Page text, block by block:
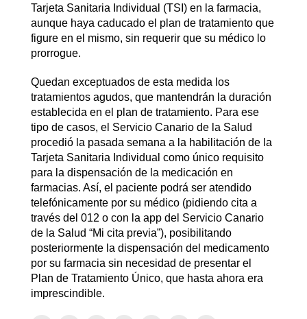
Tarjeta Sanitaria Individual (TSI) en la farmacia,
aunque haya caducado el plan de tratamiento que
figure en el mismo, sin requerir que su médico lo
prorrogue.
Quedan exceptuados de esta medida los
tratamientos agudos, que mantendrán la duración
establecida en el plan de tratamiento. Para ese
tipo de casos, el Servicio Canario de la Salud
procedió la pasada semana a la habilitación de la
Tarjeta Sanitaria Individual como único requisito
para la dispensación de la medicación en
farmacias. Así, el paciente podrá ser atendido
telefónicamente por su médico (pidiendo cita a
través del 012 o con la app del Servicio Canario
de la Salud “Mi cita previa”), posibilitando
posteriormente la dispensación del medicamento
por su farmacia sin necesidad de presentar el
Plan de Tratamiento Único, que hasta ahora era
imprescindible.